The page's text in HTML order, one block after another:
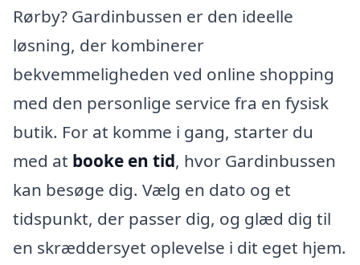
Rørby? Gardinbussen er den ideelle
løsning, der kombinerer
bekvemmeligheden ved online shopping
med den personlige service fra en fysisk
butik. For at komme i gang, starter du
med at booke en tid, hvor Gardinbussen
kan besøge dig. Vælg en dato og et
tidspunkt, der passer dig, og glæd dig til
en skræddersyet oplevelse i dit eget hjem.